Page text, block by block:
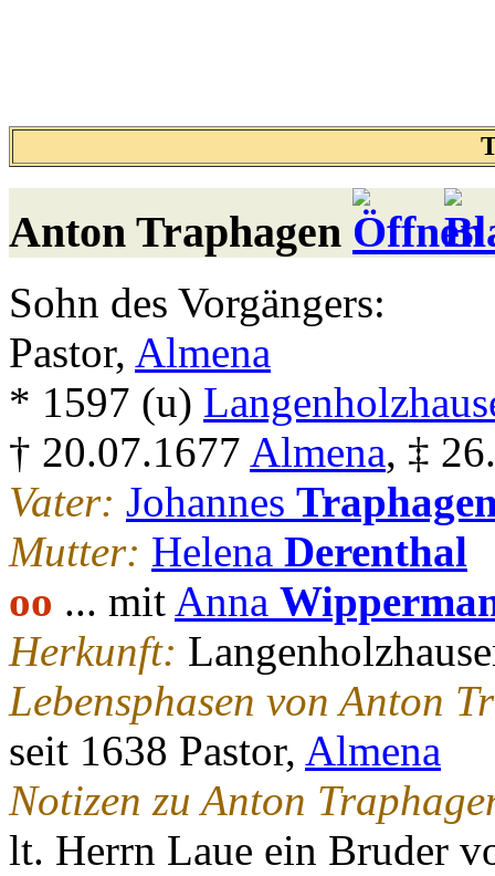
Anton Traphagen
Sohn des Vorgängers:
Pastor, Almena
* 1597 (u)
† 20.07.1677 Almena, ‡
Vater: Johannes
Mutter: Helena Derenthal
oo ... mit Anna
Herkunft:
Lebensphasen von Anton
seit 1638 Pastor, Almena
Notizen zu Anton
lt. Herrn Laue ein Bruder